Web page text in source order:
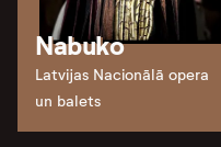
Nabuko
Latvijas Nacionālā opera
un balets